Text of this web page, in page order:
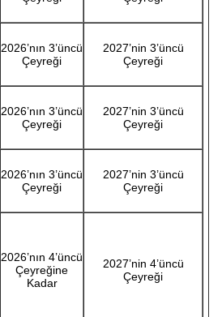
2026’nın 3’üncü
Çeyreği
2027’nin 3’üncü
Çeyreği
2026’nın 3’üncü
Çeyreği
2027’nin 3’üncü
Çeyreği
2026’nın 3’üncü
Çeyreği
2027’nin 3’üncü
Çeyreği
2026’nın 4’üncü
Çeyreğine
Kadar
2027’nin 4’üncü
Çeyreği